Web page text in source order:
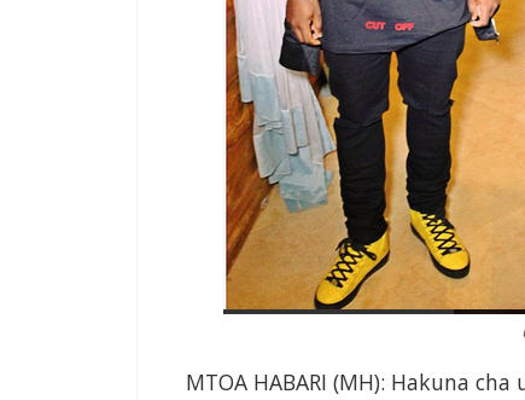
MTOA HABARI (MH): Hakuna